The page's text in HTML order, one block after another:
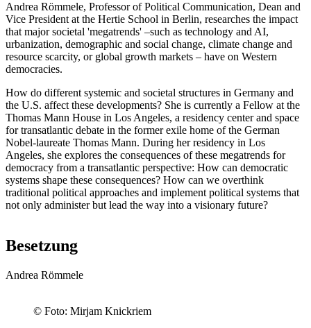
Andrea Römmele, Professor of Political Communication, Dean and
Vice President at the Hertie School in Berlin, researches the impact
that major societal 'megatrends' –such as technology and AI,
urbanization, demographic and social change, climate change and
resource scarcity, or global growth markets – have on Western
democracies.
How do different systemic and societal structures in Germany and
the U.S. affect these developments? She is currently a Fellow at the
Thomas Mann House in Los Angeles, a residency center and space
for transatlantic debate in the former exile home of the German
Nobel-laureate Thomas Mann. During her residency in Los
Angeles, she explores the consequences of these megatrends for
democracy from a transatlantic perspective: How can democratic
systems shape these consequences? How can we overthink
traditional political approaches and implement political systems that
not only administer but lead the way into a visionary future?
Besetzung
Andrea Römmele
© Foto: Mirjam Knickriem